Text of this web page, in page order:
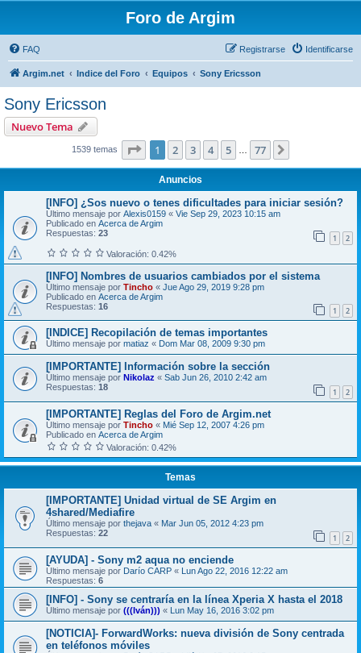
Foro de Argim
FAQ Identificarse
Registrarse
Argim.net Indice del Foro Equipos Sony Ericsson
Sony Ericsson
Nuevo Tema
1539 temas Página de 77
1 2 3 4 5 77
Anuncios
[INFO] ¿Sos nuevo o tenes dificultades para iniciar sesión?
Último mensaje por Alexis0159 « Vie Sep 29, 2023 10:15 am
Publicado en Acerca de Argim
Respuestas: 23 1 2
Valoración: 0.42%
[INFO] Nombres de usuarios cambiados por el sistema
Último mensaje por Tincho « Jue Ago 29, 2019 9:28 pm
Publicado en Acerca de Argim
Respuestas: 16 1 2
[INDICE] Recopilación de temas importantes
Último mensaje por matiaz « Dom Mar 08, 2009 9:30 pm
[IMPORTANTE] Información sobre la sección
Último mensaje por Nikolaz­ « Sab Jun 26, 2010 2:42 am
Respuestas: 18 1 2
[IMPORTANTE] Reglas del Foro de Argim.net
Último mensaje por Tincho « Mié Sep 12, 2007 4:26 pm
Publicado en Acerca de Argim
Valoración: 0.42%
Temas
[IMPORTANTE] Unidad virtual de SE Argim en
4shared/Mediafire
Último mensaje por thejava « Mar Jun 05, 2012 4:23 pm
Respuestas: 22 1 2
[AYUDA] - Sony m2 aqua no enciende
Último mensaje por Darío CARP « Lun Ago 22, 2016 12:22 am
Respuestas: 6
[INFO] - Sony se centraría en la línea Xperia X hasta el 2018
Último mensaje por (((Iván))) « Lun May 16, 2016 3:02 pm
[NOTICIA]- ForwardWorks: nueva división de Sony centrada
en teléfonos móviles